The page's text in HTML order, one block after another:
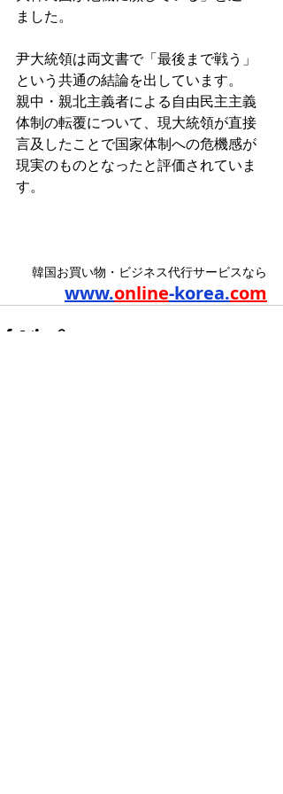
ました。
尹大統領は両文書で「最後まで戦う」
という共通の結論を出しています。
親中・親北主義者による自由民主主義
体制の転覆について、現大統領が直接
言及したことで国家体制への危機感が
現実のものとなったと評価されていま
す。
韓国お買い物・ビジネス代行サービスなら
www.online-korea.com